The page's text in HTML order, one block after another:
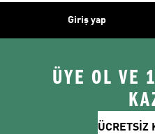
Giriş yap
ÜYE OL VE
ÜCRETSİZ